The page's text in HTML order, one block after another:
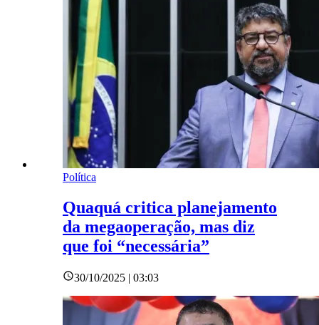
Política
Quaquá critica planejamento
da megaoperação, mas diz
que foi “necessária”
30/10/2025 | 03:03